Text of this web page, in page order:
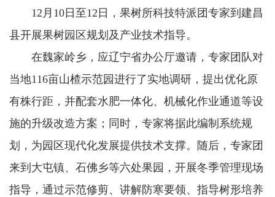
12月10日至12日，果树所科技特派团专家到建昌
县开展果树园区规划及产业技术指导。
在魏家岭乡，应辽宁省办公厅邀请，专家团队对
当地116亩山楂示范园进行了实地调研，提出优化原
有株行距，并配套水肥一体化、机械化作业通道等设
施的升级改造方案；同时，专家将据此编制系统规
划，为园区现代化发展提供技术支撑。随后，专家团
来到大屯镇、石佛乡等六处果园，开展冬季管理现场
指导，通过示范修剪、讲解防寒要领、指导树形培养